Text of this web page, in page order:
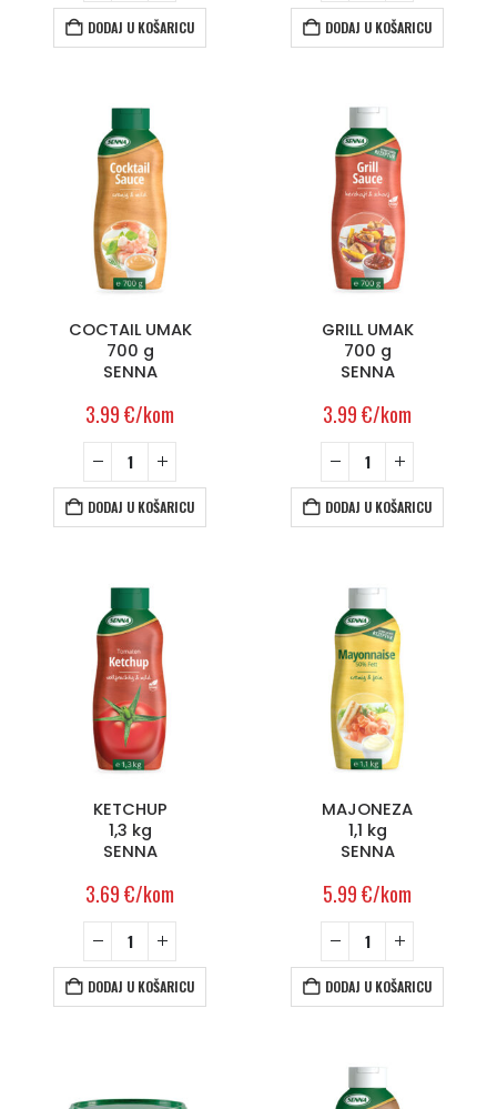
DODAJ U KOŠARICU DODAJ U KOŠARICU
COCTAIL UMAK
700 g
SENNA
3.99€/kom
DODAJ U KOŠARICU
GRILL UMAK
700 g
SENNA
3.99€/kom
DODAJ U KOŠARICU
KETCHUP
1,3 kg
SENNA
3.69€/kom
DODAJ U KOŠARICU
MAJONEZA
1,1 kg
SENNA
5.99€/kom
DODAJ U KOŠARICU